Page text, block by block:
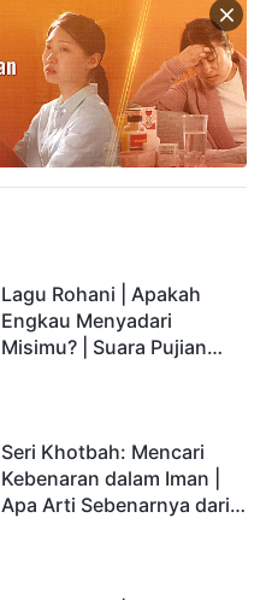
Lagu Rohani | Apakah
Engkau Menyadari
Misimu? | Suara Pujian
Seri Khotbah: Mencari
Kebenaran dalam Iman |
Apa Arti Sebenarnya dari